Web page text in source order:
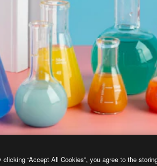
clicking “Accept All Cookies”, you agree to the